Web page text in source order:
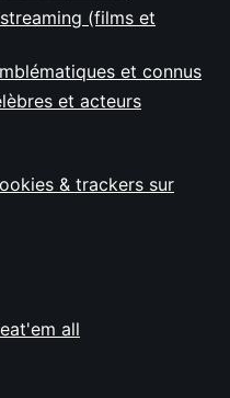
(films et
et connus
et acteurs
& trackers sur
all